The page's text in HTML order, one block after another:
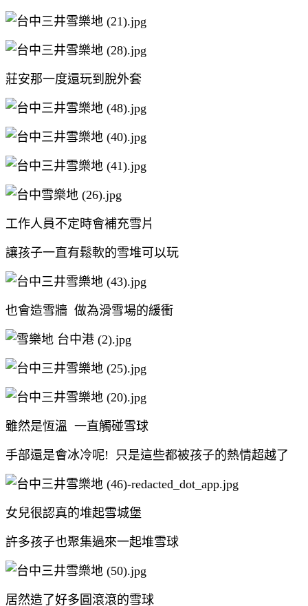
莊安那一度還玩到脫外套
工作人員不定時會補充雪片
讓孩子一直有鬆軟的雪堆可以玩
也會造雪牆 做為滑雪場的緩衝
雖然是恆溫 一直觸碰雪球
手部還是會冰冷呢! 只是這些都被孩子的熱情超越了
女兒很認真的堆起雪城堡
許多孩子也聚集過來一起堆雪球
居然造了好多圓滾滾的雪球